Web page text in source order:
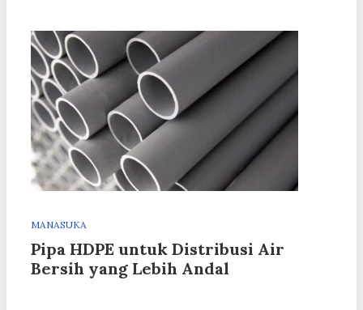
MANASUKA
Pipa HDPE untuk Distribusi Air
Bersih yang Lebih Andal